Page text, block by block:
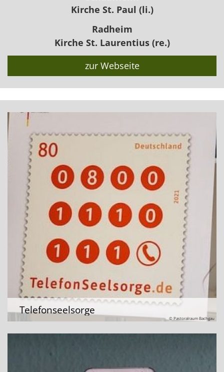
Kirche St. Paul (li.)
Radheim
Kirche St. Laurentius (re.)
zur Webseite
Telefonseelsorge
© Pastoralraum Bachgau